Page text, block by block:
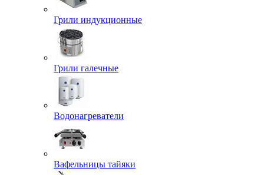
Грили индукционные
Грили галечные
Водонагреватели
Вафельницы тайяки